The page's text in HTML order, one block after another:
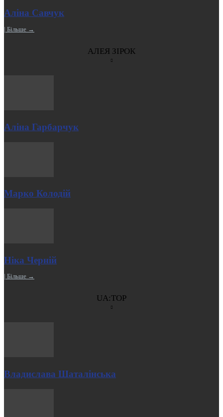
Аліна Савчук
| Більше →
АЛЕЯ ЗІРОК
Аліна Гарбарчук
Марко Колодій
Ніка Черній
| Більше →
UA:TOP
Владислава Шаталінська